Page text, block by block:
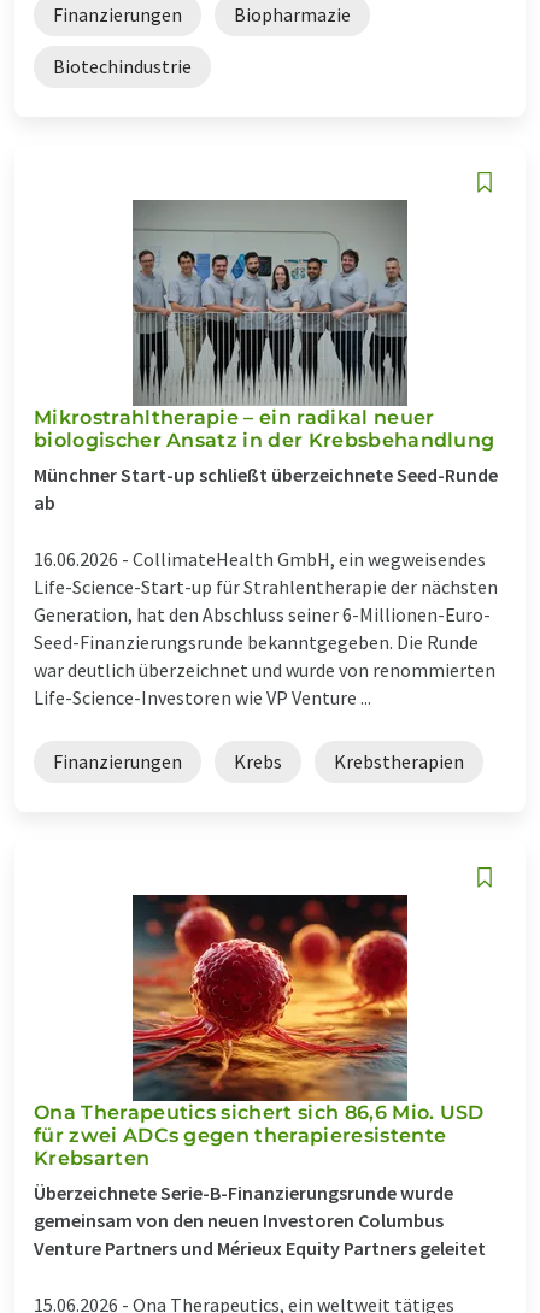
Finanzierungen Biopharmazie
Biotechindustrie
Mikrostrahltherapie – ein radikal neuer
biologischer Ansatz in der Krebsbehandlung
Münchner Start-up schließt überzeichnete Seed-Runde
ab
16.06.2026 - CollimateHealth GmbH, ein wegweisendes
Life-Science-Start-up für Strahlentherapie der nächsten
Generation, hat den Abschluss seiner 6-Millionen-Euro-
Seed-Finanzierungsrunde bekanntgegeben. Die Runde
war deutlich überzeichnet und wurde von renommierten
Life-Science-Investoren wie VP Venture ...
Finanzierungen Krebs Krebstherapien
Ona Therapeutics sichert sich 86,6 Mio. USD
für zwei ADCs gegen therapieresistente
Krebsarten
Überzeichnete Serie-B-Finanzierungsrunde wurde
gemeinsam von den neuen Investoren Columbus
Venture Partners und Mérieux Equity Partners geleitet
15.06.2026 - Ona Therapeutics, ein weltweit tätiges